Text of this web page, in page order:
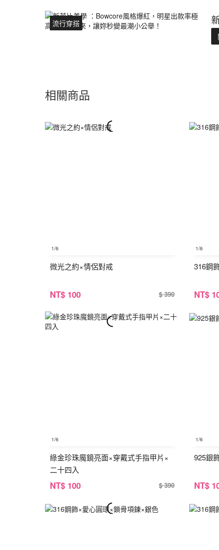
流行穿搭
相關商品
1/6
微光之約×情侶對戒
NT$ 100 $ 390
1/6
316鋼
NT$
1/6
綠金珍珠魔鏡亮面×穿戴式手指甲片×
二十四入
NT$ 100 $ 390
1/6
925銀
NT$